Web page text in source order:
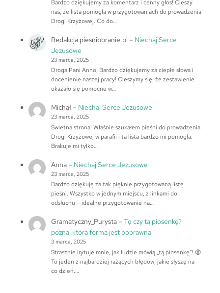
Bardzo dziękujemy za komentarz i cenny głos! Cieszy
nas, że lista pomogła w przygotowaniach do prowadzenia
Drogi Krzyżowej. Co do…
Redakcja piesniobranie.pl – Niechaj Serce
Jezusowe
23 marca, 2025
Droga Pani Anno, Bardzo dziękujemy za ciepłe słowa i
docenienie naszej pracy! Cieszymy się, że zestawienie
okazało się pomocne w…
Michał– Niechaj Serce Jezusowe
23 marca, 2025
Świetna strona! Właśnie szukałem pieśni do prowadzenia
Drogi Krzyżowej w parafii i ta lista bardzo mi pomogła.
Brakuje mi tylko…
Anna– Niechaj Serce Jezusowe
23 marca, 2025
Bardzo dziękuję za tak pięknie przygotowaną listę
pieśni. Wszystko w jednym miejscu, z linkami do
odsłuchu – idealne przygotowanie na…
Gramatyczny_Purysta– Tę czy tą piosenkę?
poznaj która forma jest poprawna
3 marca, 2025
Strasznie irytuje mnie, jak ludzie mówią „tą piosenkę”! 😡
To jeden z najbardziej rażących błędów, jakie słyszę na
co dzień.…